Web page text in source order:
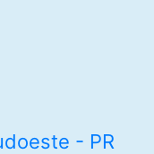
- PR